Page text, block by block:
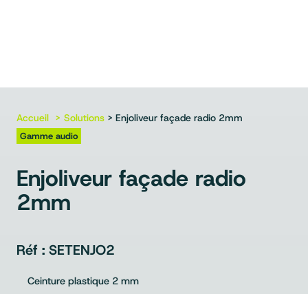
Accueil Solutions > Enjoliveur façade radio 2mm
Gamme audio
Enjoliveur façade radio
2mm
SETENJO2
Ceinture plastique 2 mm